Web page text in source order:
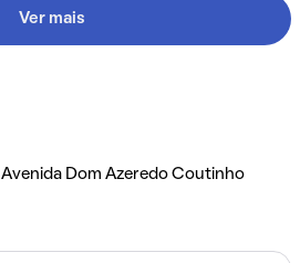
Ver mais
Avenida Dom Azeredo Coutinho